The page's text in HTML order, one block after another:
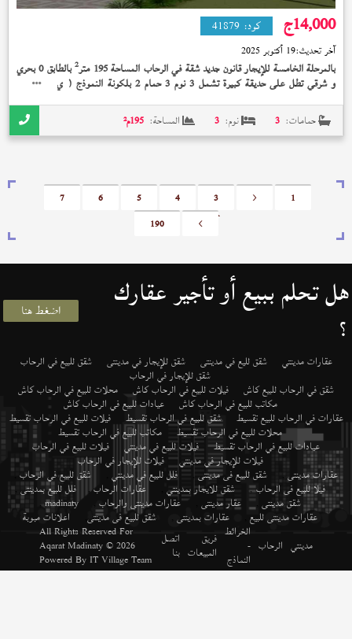
14,000ج كود: 41879
آخر تحديث:19 أكتوبر 2025
بالمرحلة الخامسة للإيجار قانون جديد شقة في الرحاب المساحة 195 متر 2 بالطابق 0 بحري
و شرقي تطل على حديقة كبيرة تشمل 3 نوم 3 حمام 2 بلكونة النموذج ( ي1 ) مسطح
حمامات: 3 نوم: 3 المساحة: 195م²
1
<
3
4
5
6
7
>
190
هل تحلم ببيع أو تأجير عقارك
؟ اضغط هنا
عقارات مدينتي شقق لليع في مدينتى شقق للإيجار في مدينتى شقق للبيع في الرحاب
شقق للإيجار في الرحاب
شقق في الرحاب للبيع كاش فيلات للبيع في الرحاب كاش محلات للبيع في الرحاب كاش
مكاتب للبيع في الرحاب كاش عيادات للبيع في الرحاب كاش
عقارات في الرحاب للبيع تقسيط شقق للبيع في الرحاب تقسيط فيلات للبيع في الرحاب تقسيط
محلات للبيع في الرحاب تقسيط مكاتب للبيع في الرحاب تقسيط
عيادات للبيع في الرحاب تقسيط فيلات للبيع في مدينتي فيلات للبيع في الرحاب
فيلات للإيجار في مدينتي فيلات للإيجار في الرحاب
عقارات مدينتى , شقق للبيع فى مدينتى , فلل للبيع في مدينتي , شقق للبيع في الرحاب
فيلا للبيع فى الرحاب, شقق للايجار بمدينتي عقارات الرحاب, فلل للبيع بمدينتى ,
شقق مدينتى , عقار مدينتى عقارات مدينتى والرحاب madinaty
,
عقارات مدينتى للبيع عقارات بمدينتى شقق للبيع فى مدينتى
اعلانات مبوبة
مدينتي الرحاب
الخرائط
-
النماذج
فريق
المبيعات
اتصل
بنا
All Rights Reserved For
Aqarat Madinaty© 2026
Powered ByIT Village Team